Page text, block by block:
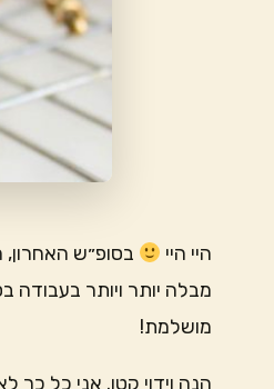
היי היי
בסופ״ש
מבלה יותר ויותר בעבודה
מושלמת!
הנה וידוי קטן. אני כל